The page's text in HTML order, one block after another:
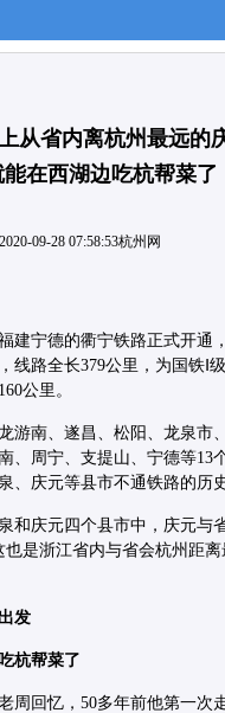
从省内离杭州最远的
在西湖边吃杭帮菜了
2020-09-28 07:58:53杭州网
建宁德的衢宁铁路正式开通
线路全长379公里，为国铁Ⅰ
公里。
游南、遂昌、松阳、龙泉市
、周宁、支提山、宁德等13
、庆元等县市不通铁路的历史
和庆元四个县市中，庆元与
也是浙江省内与省会杭州距
发
杭帮菜了
周回忆，50多年前他第一次